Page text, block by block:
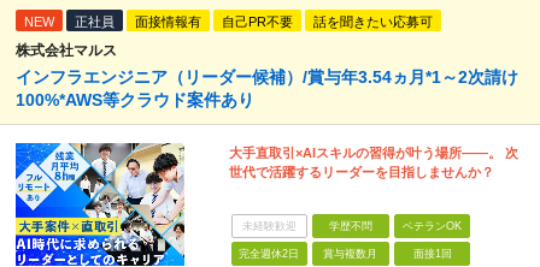
NEW 正社員 面接情報有 自己PR不要 話を聞きたい応募可
株式会社マルス
インフラエンジニア（リーダー候補）/賞与年3.54ヵ月*1～2次請け
100%*AWS等クラウド案件あり
大手直取引×AIスキルの習得が叶う場所――。 次
世代で活躍するリーダーを目指しませんか？
未経験歓迎 学歴不問 ベテランOK
完全週休2日 賞与複数月 面接1回